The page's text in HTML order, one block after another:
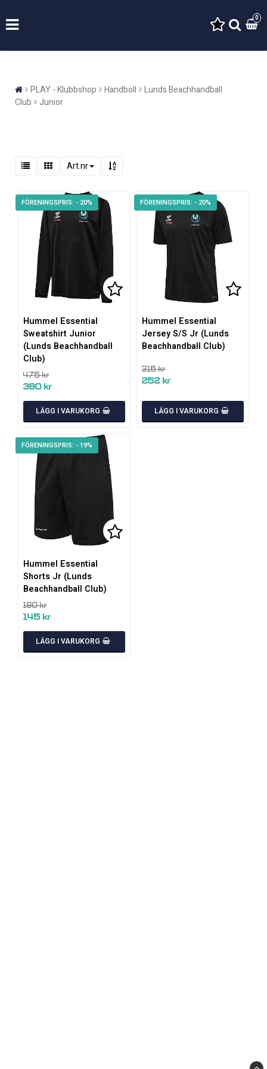
0
PLAY - Klubbshop Handboll
Lunds Beachhandball
Club
Junior
Art.nr
- 20%
Lägg till i favoritlistan
Lägg till i favoritlistan
Hummel Essential
Sweatshirt Junior
(Lunds Beachhandball
Club)
475 kr
380 kr
LÄGG I VARUKORG
- 20%
Hummel Essential
Jersey S/S Jr (Lunds
Beachhandball Club)
315 kr
252 kr
LÄGG I VARUKORG
- 19%
Hummel Essential
Shorts Jr (Lunds
Beachhandball Club)
180 kr
145 kr
LÄGG I VARUKORG